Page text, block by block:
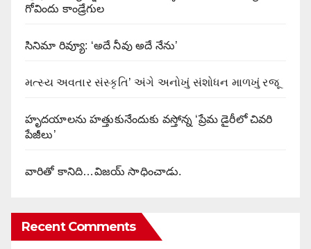
గోవిందు కాండ్రేగుల
సినిమా రివ్యూ: ‘అదే నీవు అదే నేను’
મત્સ્ય અવતાર સંસ્કૃતિ’ અંગે અનોખું સંશોધન માળખું રજૂ
హృదయాలను హత్తుకునేందుకు వస్తోన్న ‘ప్రేమ డైరీలో చివరి
పేజీలు’
వారితో కానిది…విజయ్ సాధించాడు.
Recent Comments